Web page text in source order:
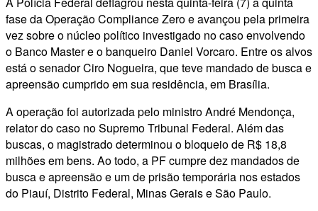
fase da Operação Compliance Zero e avançou pela primeira
vez sobre o núcleo político investigado no caso envolvendo
o Banco Master e o banqueiro Daniel Vorcaro. Entre os alvos
está o senador Ciro Nogueira, que teve mandado de busca e
apreensão cumprido em sua residência, em Brasília.
A operação foi autorizada pelo ministro André Mendonça,
relator do caso no Supremo Tribunal Federal. Além das
buscas, o magistrado determinou o bloqueio de R$ 18,8
milhões em bens. Ao todo, a PF cumpre dez mandados de
busca e apreensão e um de prisão temporária nos estados
do Piauí, Distrito Federal, Minas Gerais e São Paulo.